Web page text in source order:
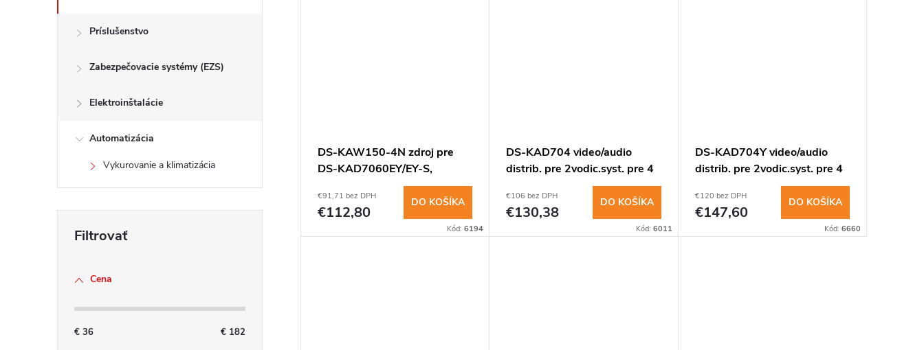
Príslušenstvo
Zabezpečovacie systémy (EZS)
Elektroinštalácie
Automatizácia
Vykurovanie a klimatizácia
Cena
€ 36 € 182
DS-KAW150-4N zdroj pre
DS-KAD7060EY/EY-S,
48VDC, 150W, DIN
€91,71 bez DPH
€112,80
DO KOŠÍKA
Kód:6194
DS-KAD704 video/audio
distrib. pre 2vodic.syst. pre 4
€106 bez DPH
€130,38
DO KOŠÍKA
Kód: 6011
DS-KAD704Y video/audio
distrib. pre 2vodic.syst. pre 4
€120 bez DPH
€147,60
DO KOŠÍKA
Kód: 6660